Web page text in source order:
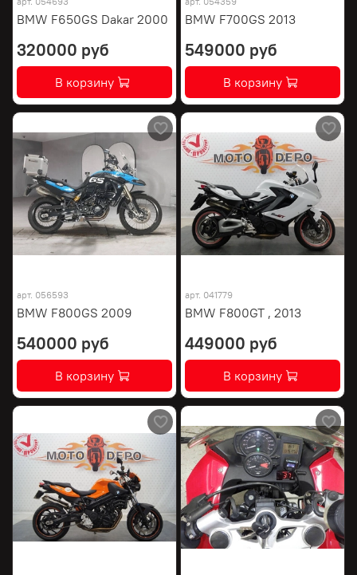
BMW F650GS Dakar 2000
320000 руб
В корзину
BMW F700GS 2013
549000 руб
В корзину
арт. 056593
BMW F800GS 2009
540000 руб
В корзину
арт. 041779
BMW F800GT , 2013
449000 руб
В корзину